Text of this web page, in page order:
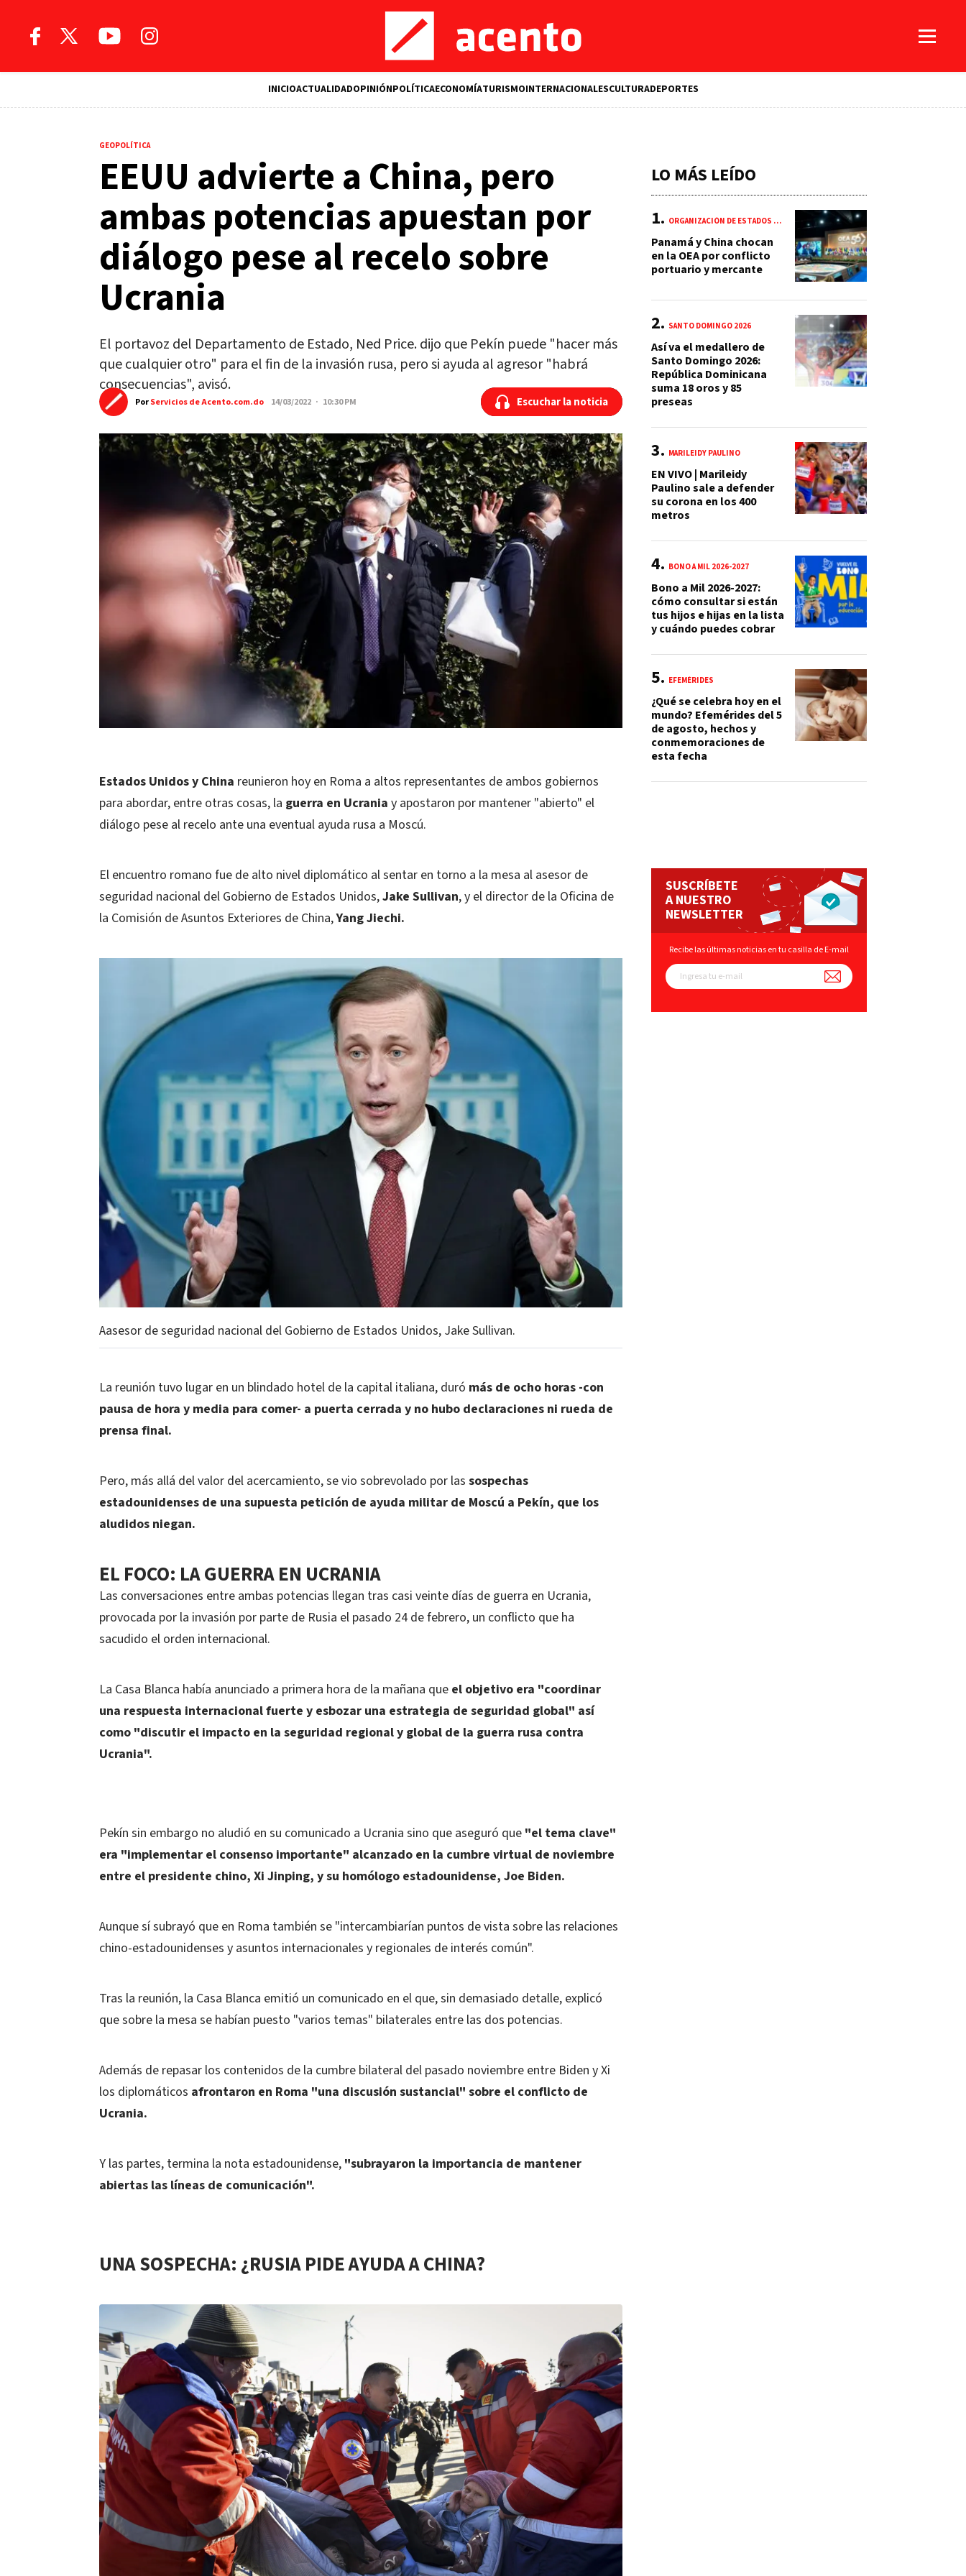
INICIOACTUALIDADOPINIÓNPOLÍTICAECONOMÍATURISMOINTERNACIONALESCULTURADEPORTES
GEOPOLÍTICA
EEUU advierte a China, pero
ambas potencias apuestan por
diálogo pese al recelo sobre
Ucrania
El portavoz del Departamento de Estado, Ned Price. dijo que Pekín puede "hacer más
que cualquier otro" para el fin de la invasión rusa, pero si ayuda al agresor "habrá
consecuencias", avisó.
PorServicios de Acento.com.do 14/03/2022 · 10:30 PM Escuchar la noticia
Escuchar la noticia
Estados Unidos y China reunieron hoy en Roma a altos representantes de ambos gobiernos
para abordar, entre otras cosas, la guerra en Ucrania y apostaron por mantener "abierto" el
diálogo pese al recelo ante una eventual ayuda rusa a Moscú.
El encuentro romano fue de alto nivel diplomático al sentar en torno a la mesa al asesor de
seguridad nacional del Gobierno de Estados Unidos,Jake Sullivan, y el director de la Oficina de
la Comisión de Asuntos Exteriores de China,Yang Jiechi.
Aasesor de seguridad nacional del Gobierno de Estados Unidos, Jake Sullivan.
La reunión tuvo lugar en un blindado hotel de la capital italiana, duró más de ocho horas -con
pausa de hora y media para comer- a puerta cerrada y no hubo declaraciones ni rueda de
prensa final.
Pero, más allá del valor del acercamiento, se vio sobrevolado por las sospechas
estadounidenses de una supuesta petición de ayuda militar de Moscú a Pekín, que los
aludidos niegan.
EL FOCO: LA GUERRA EN UCRANIA
Las conversaciones entre ambas potencias llegan tras casi veinte días de guerra en Ucrania,
provocada por la invasión por parte de Rusia el pasado 24 de febrero, un conflicto que ha
sacudido el orden internacional.
La Casa Blanca había anunciado a primera hora de la mañana que el objetivo era "coordinar
una respuesta internacional fuerte y esbozar una estrategia de seguridad global" así
como "discutir el impacto en la seguridad regional y global de la guerra rusa contra
Ucrania".
Pekín sin embargo no aludió en su comunicado a Ucrania sino que aseguró que "el tema clave"
era "implementar el consenso importante" alcanzado en la cumbre virtual de noviembre
entre el presidente chino, Xi Jinping, y su homólogo estadounidense, Joe Biden.
Aunque sí subrayó que en Roma también se "intercambiarían puntos de vista sobre las relaciones
chino-estadounidenses y asuntos internacionales y regionales de interés común".
Tras la reunión, la Casa Blanca emitió un comunicado en el que, sin demasiado detalle, explicó
que sobre la mesa se habían puesto "varios temas" bilaterales entre las dos potencias.
Además de repasar los contenidos de la cumbre bilateral del pasado noviembre entre Biden y Xi
los diplomáticos afrontaron en Roma "una discusión sustancial" sobre el conflicto de
Ucrania.
Y las partes, termina la nota estadounidense, "subrayaron la importancia de mantener
abiertas las líneas de comunicación".
UNA SOSPECHA: ¿RUSIA PIDE AYUDA A CHINA?
LO MÁS LEÍDO
ORGANIZACIÓN DE ESTADOS AMERICANOS (OEA)
Panamá y China chocan
en la OEA por conflicto
portuario y mercante
SANTO DOMINGO 2026
Así va el medallero de
Santo Domingo 2026:
República Dominicana
suma 18 oros y 85
preseas
MARILEIDY PAULINO
EN VIVO | Marileidy
Paulino sale a defender
su corona en los 400
metros
BONO A MIL 2026-2027
Bono a Mil 2026-2027:
cómo consultar si están
tus hijos e hijas en la lista
y cuándo puedes cobrar
EFEMÉRIDES
¿Qué se celebra hoy en el
mundo? Efemérides del 5
de agosto, hechos y
conmemoraciones de
esta fecha
SUSCRÍBETE
A NUESTRO
NEWSLETTER
Recibe las últimas noticias en tu casilla de E-mail